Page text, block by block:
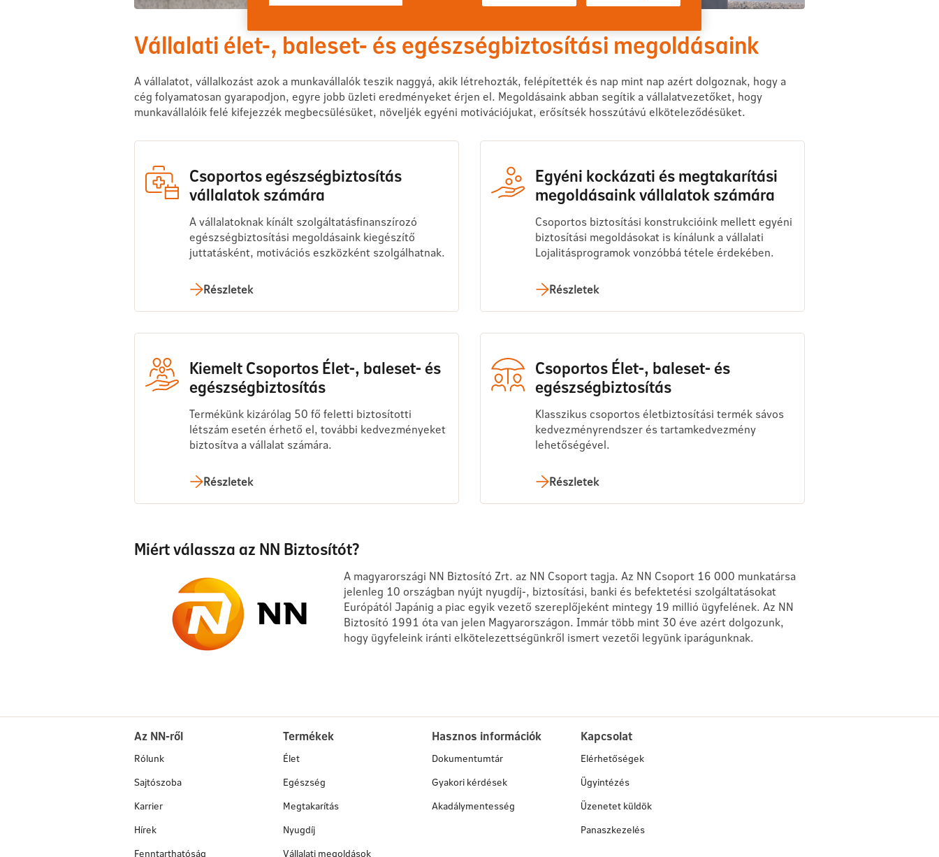
Vállalati élet-, baleset- és egészségbiztosítási megoldásaink
A vállalatot, vállalkozást azok a munkavállalók teszik naggyá, akik létrehozták, felépítették és nap mint nap azért dolgoznak, hogy a
cég folyamatosan gyarapodjon, egyre jobb üzleti eredményeket érjen el. Megoldásaink abban segítik a vállalatvezetőket, hogy
munkavállalóik felé kifejezzék megbecsülésüket, növeljék egyéni motivációjukat, erősítsék hosszútávú elköteleződésüket.
Csoportos egészségbiztosítás
vállalatok számára
A vállalatoknak kínált szolgáltatásfinanszírozó
egészségbiztosítási megoldásaink kiegészítő
juttatásként, motivációs eszközként szolgálhatnak.
Részletek
Kiemelt Csoportos Élet-, baleset- és
egészségbiztosítás
Termékünk kizárólag 50 fő feletti biztosítotti
létszám esetén érhető el, további kedvezményeket
biztosítva a vállalat számára.
Részletek
Egyéni kockázati és megtakarítási
megoldásaink vállalatok számára
Csoportos biztosítási konstrukcióink mellett egyéni
biztosítási megoldásokat is kínálunk a vállalati
Lojalitásprogramok vonzóbbá tétele érdekében.
Részletek
Csoportos Élet-, baleset- és
egészségbiztosítás
Klasszikus csoportos életbiztosítási termék sávos
kedvezményrendszer és tartamkedvezmény
lehetőségével.
Részletek
Miért válassza az NN Biztosítót?
A magyarországi NN Biztosító Zrt. az NN Csoport tagja. Az NN Csoport 16 000 munkatársa
jelenleg 10 országban nyújt nyugdíj-, biztosítási, banki és befektetési szolgáltatásokat
Európától Japánig a piac egyik vezető szereplőjeként mintegy 19 millió ügyfelének. Az NN
Biztosító 1991 óta van jelen Magyarországon. Immár több mint 30 éve azért dolgozunk,
hogy ügyfeleink iránti elkötelezettségünkről ismert vezetői legyünk iparágunknak.
Az NN-ről
Rólunk
Sajtószoba
Karrier
Hírek
Fenntarthatóság
Termékek
Élet
Egészség
Megtakarítás
Nyugdíj
Vállalati megoldások
Hasznos információk
Dokumentumtár
Gyakori kérdések
Akadálymentesség
Kapcsolat
Elérhetőségek
Ügyintézés
Üzenetet küldök
Panaszkezelés